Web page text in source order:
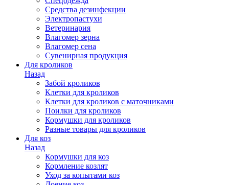
Средства дезинфекции
Электропастухи
Ветеринария
Влагомер зерна
Влагомер сена
Сувенирная продукция
Для кроликов
Назад
Забой кроликов
Клетки для кроликов
Клетки для кроликов с маточниками
Поилки для кроликов
Кормушки для кроликов
Разные товары для кроликов
Для коз
Назад
Кормушки для коз
Кормление козлят
Уход за копытами коз